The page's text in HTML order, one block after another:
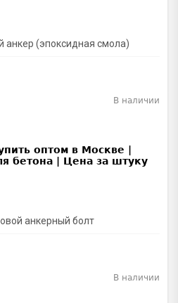
анкер (эпоксидная смола)
анкерный болт
В наличии
В наличии